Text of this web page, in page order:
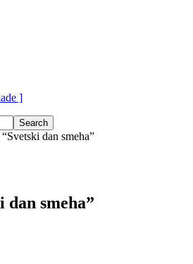
]
dan smeha”
dan smeha”